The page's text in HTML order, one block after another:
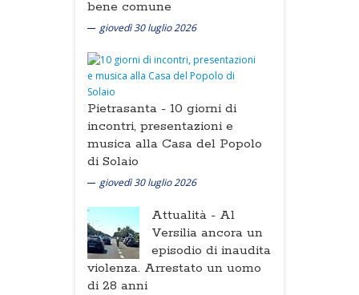
bene comune
giovedì 30 luglio 2026
Pietrasanta - 10 giorni di
incontri, presentazioni e
musica alla Casa del Popolo
di Solaio
giovedì 30 luglio 2026
Attualità - Al
Versilia ancora un
episodio di inaudita
violenza. Arrestato un uomo
di 28 anni